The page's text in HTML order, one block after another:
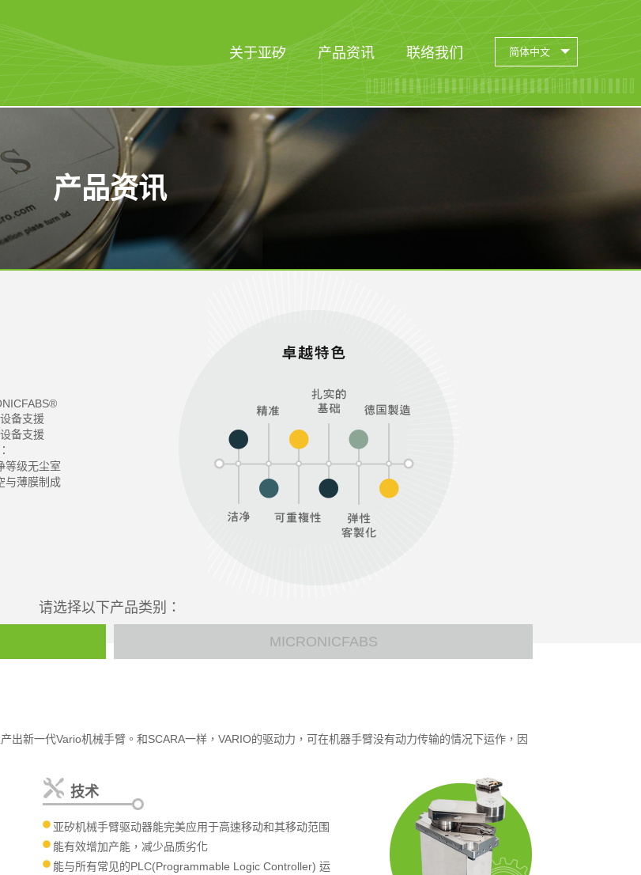
简体中文
关于亚矽 产品资讯 联络我们
产品资讯
备支援
备支援
等级无尘室
与薄膜制成
请选择以下产品类别：
MICRONICFABS
出新一代Vario机械手臂。和SCARA一样，VARIO的驱动力，可在机器手臂没有动力传输的情况下运作，因
技术
亚矽机械手臂驱动器能完美应用于高速移动和其移动范围
能有效增加产能，减少品质劣化
能与所有常见的PLC(Programmable Logic Controller) 运